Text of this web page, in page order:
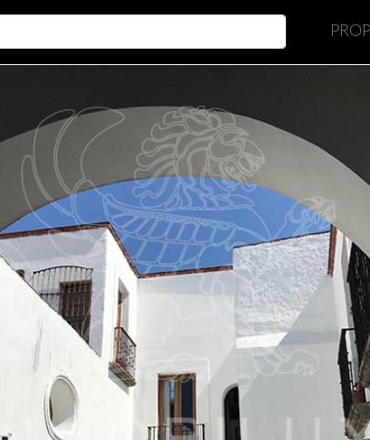
Cargando...